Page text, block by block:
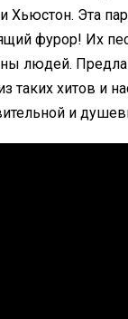
Хьюстон. Эта
фурор! Их
людей.
таких хитов и
и